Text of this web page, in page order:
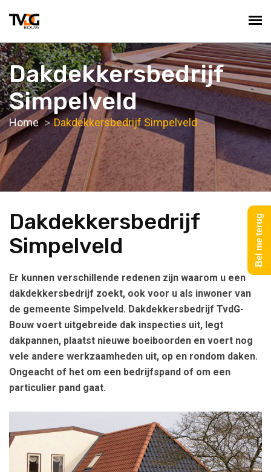
Dakdekkersbedrijf
Simpelveld
Home Dakdekkersbedrijf Simpelveld
Dakdekkersbedrijf
Simpelveld
Er kunnen verschillende redenen zijn waarom u een
dakdekkersbedrijf zoekt, ook voor u als inwoner van
de gemeente Simpelveld. Dakdekkersbedrijf TvdG-
Bouw voert uitgebreide dak inspecties uit, legt
dakpannen, plaatst nieuwe boeiboorden en voert nog
vele andere werkzaamheden uit, op en rondom daken.
Ongeacht of het om een bedrijfspand of om een
particulier pand gaat.
Bel me terug